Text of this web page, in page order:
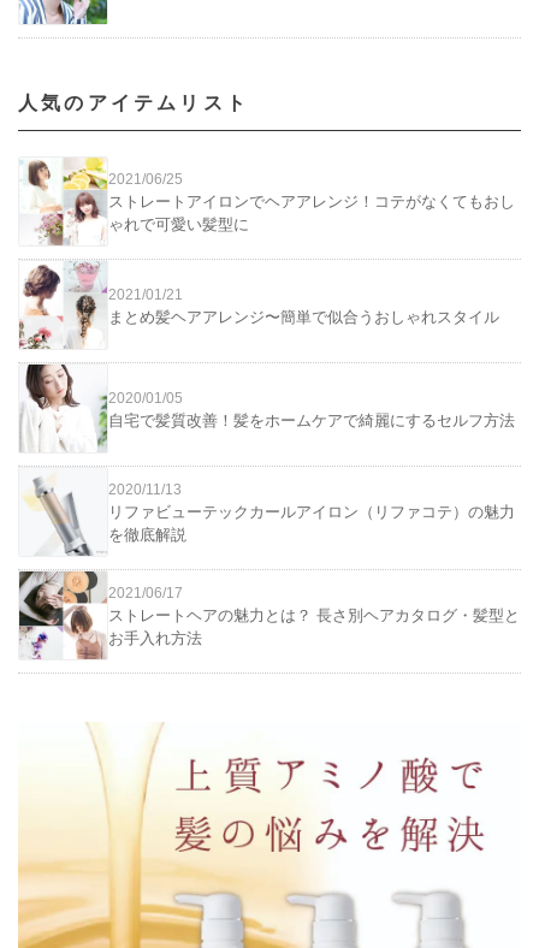
人気のアイテムリスト
2021/06/25
ストレートアイロンでヘアアレンジ！コテがなくてもおし
ゃれで可愛い髪型に
2021/01/21
まとめ髪ヘアアレンジ〜簡単で似合うおしゃれスタイル
2020/01/05
自宅で髪質改善！髪をホームケアで綺麗にするセルフ方法
2020/11/13
リファビューテックカールアイロン（リファコテ）の魅力
を徹底解説
2021/06/17
ストレートヘアの魅力とは？ 長さ別ヘアカタログ・髪型と
お手入れ方法